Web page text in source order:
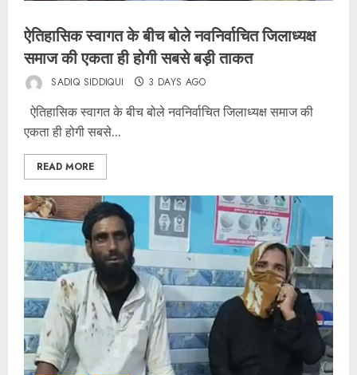
ऐतिहासिक स्वागत के बीच बोले नवनिर्वाचित जिलाध्यक्ष
समाज की एकता ही होगी सबसे बड़ी ताकत
SADIQ SIDDIQUI 3 DAYS AGO
ऐतिहासिक स्वागत के बीच बोले नवनिर्वाचित जिलाध्यक्ष समाज की
एकता ही होगी सबसे...
READ MORE